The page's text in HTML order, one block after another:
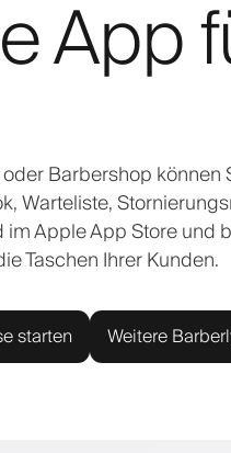
App
Barbershop
Warteliste,
Apple App Store und
Taschen Ihrer Kunden.
starten Weitere